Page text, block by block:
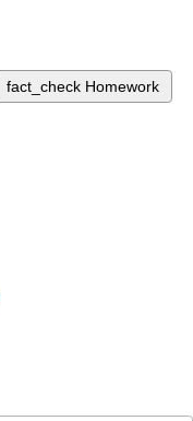
fact_check Homework